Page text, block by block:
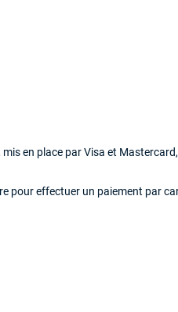
mis en place par Visa et
pour effectuer un paiement par